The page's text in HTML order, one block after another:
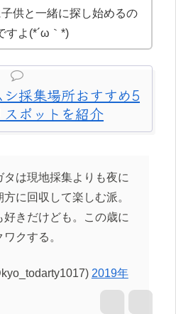
供と一緒に探し始めるの
すよ(*´ω｀*)
シ採集場所おすすめ5
ポットを紹介
は現地採集よりも夜に
に回収して楽しむ派。
好きだけども。この歳に
クする。
2019年